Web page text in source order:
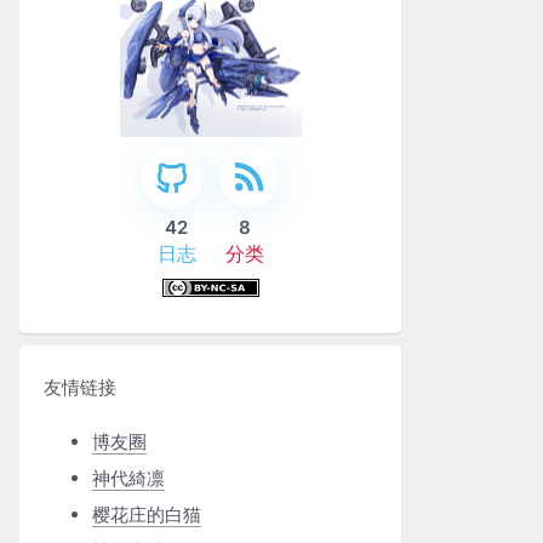
42
日志
8
分类
友情链接
博友圈
神代綺凛
樱花庄的白猫